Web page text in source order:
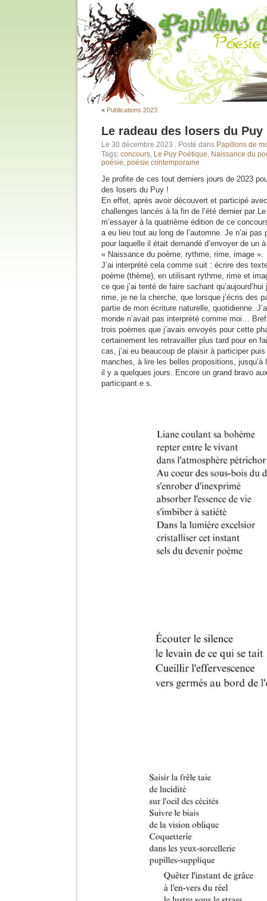
« Publications 2023
Le radeau des losers du Puy
Le 30 décembre 2023 . Posté dans Papillons de
Tags: concours, Le Puy Poétique, Naissance du
poésie, poésie contemporaine
Je profite de ces tout derniers jours de 2023
des losers du Puy !
En effet, après avoir découvert et participé
challenges lancés à la fin de l’été dernier par
m’essayer à la quatrième édition de ce
a eu lieu tout au long de l’automne. Je n’ai pas
pour laquelle il était demandé d’envoyer de un
« Naissance du poème, rythme, rime, image ».
J’ai interprété cela comme suit : écrire des
poème (thème), en utilisant rythme, rime et
ce que j’ai tenté de faire sachant
rime, je ne la cherche, que lorsque j’écris des
partie de mon écriture naturelle, quotidienne.
monde n’avait pas interprété comme moi…
trois poèmes que j’avais envoyés pour cette
certainement les retravailler plus tard pour en
cas, j’ai eu beaucoup de plaisir à participer
manches, à lire les belles propositions, jusqu’à
il y a quelques jours. Encore un grand bravo
participant.e s.